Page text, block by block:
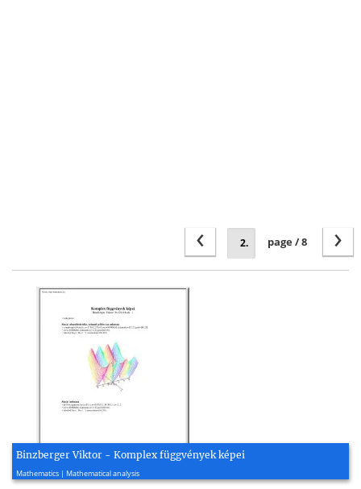
›
page / 8
‹
Binzberger Viktor - Komplex függvények képei
Mathematics | Mathematical analysis